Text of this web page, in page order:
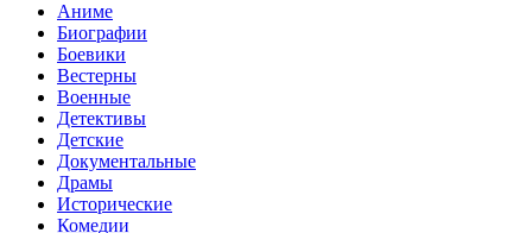
Аниме
Биографии
Боевики
Вестерны
Военные
Детективы
Детские
Документальные
Драмы
Исторические
Комедии